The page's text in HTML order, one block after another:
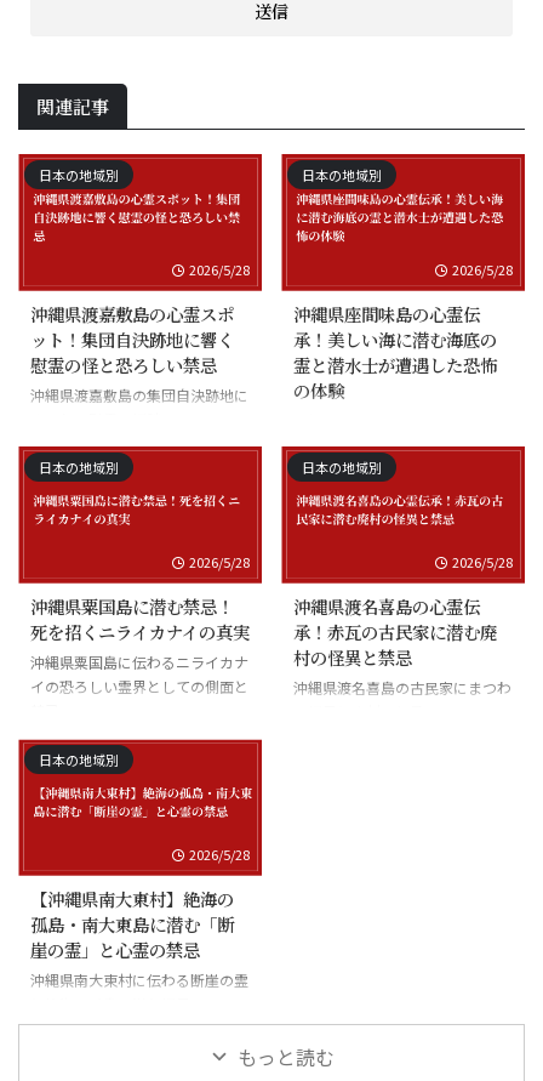
関連記事
日本の地域別
2026/5/28
沖縄県渡嘉敷島の心霊スポ
ット！集団自決跡地に響く
慰霊の怪と恐ろしい禁忌
沖縄県渡嘉敷島の集団自決跡地に
日本の地域別
2026/5/28
沖縄県座間味島の心霊伝
承！美しい海に潜む海底の
霊と潜水士が遭遇した恐怖
の体験
士の怪談
日本の地域別
2026/5/28
沖縄県粟国島に潜む禁忌！
死を招くニライカナイの真実
沖縄県粟国島に伝わるニライカナ
イの恐ろしい霊界としての側面と
日本の地域別
2026/5/28
沖縄県渡名喜島の心霊伝
承！赤瓦の古民家に潜む廃
村の怪異と禁忌
沖縄県渡名喜島の古民家にまつわ
日本の地域別
2026/5/28
【沖縄県南大東村】絶海の
孤島・南大東島に潜む「断
崖の霊」と心霊の禁忌
沖縄県南大東村に伝わる断崖の霊
もっと読む